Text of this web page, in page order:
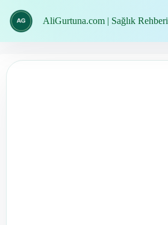
geç
AliGurtuna.com | Sağlık Rehberi